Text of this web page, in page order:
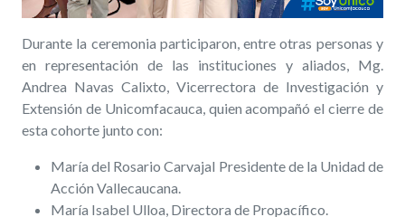
Durante la ceremonia participaron, entre otras personas y
en representación de las instituciones y aliados, Mg.
Andrea Navas Calixto, Vicerrectora de Investigación y
Extensión de Unicomfacauca, quien acompañó el cierre de
esta cohorte junto con:
María del Rosario Carvajal Presidente de la Unidad de
Acción Vallecaucana.
María Isabel Ulloa, Directora de Propacífico.